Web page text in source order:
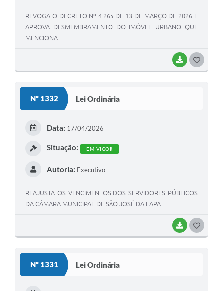
BAIXAR
REVOGA O DECRETO Nº 4.265 DE 13 DE MARÇO DE 2026 E
APROVA DESMEMBRAMENTO DO IMÓVEL URBANO QUE
MENCIONA
Nº 1332 Lei Ordinária
BAIXAR
Data: 17/04/2026
Situação: EM VIGOR
Autoria: Executivo
REAJUSTA OS VENCIMENTOS DOS SERVIDORES PÚBLICOS
DA CÂMARA MUNICIPAL DE SÃO JOSÉ DA LAPA.
Nº 1331 Lei Ordinária